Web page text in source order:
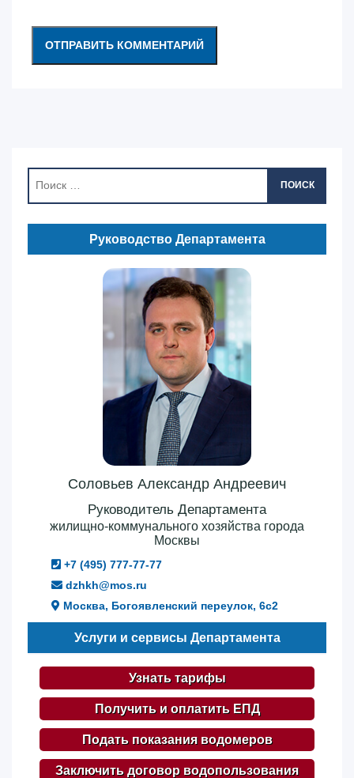
ПОИСК
Руководство Департамента
Соловьев Александр Андреевич
Руководитель Департамента
жилищно-коммунального хозяйства города
Москвы
+7 (495) 777-77-77
dzhkh@mos.ru
Москва, Богоявленский переулок, 6с2
Услуги и сервисы Департамента
Узнать тарифы
Получить и оплатить ЕПД
Подать показания водомеров
Заключить договор водопользования